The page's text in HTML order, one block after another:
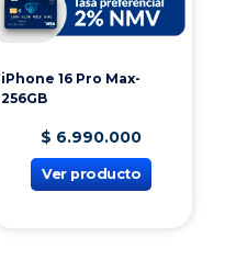
iPhone 16 Pro Max-
256GB
$ 6.990.000
Ver producto